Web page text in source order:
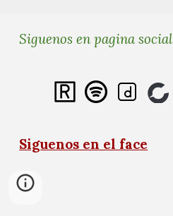
Siguenos en pagina social
Siguenos en el face